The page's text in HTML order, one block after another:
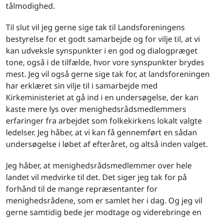
tålmodighed.
Til slut vil jeg gerne sige tak til Landsforeningens
bestyrelse for et godt samarbejde og for vilje til, at vi
kan udveksle synspunkter i en god og dialogpræget
tone, også i de tilfælde, hvor vore synspunkter brydes
mest. Jeg vil også gerne sige tak for, at landsforeningen
har erklæret sin vilje til i samarbejde med
Kirkeministeriet at gå ind i en undersøgelse, der kan
kaste mere lys over menighedsrådsmedlemmers
erfaringer fra arbejdet som folkekirkens lokalt valgte
ledelser. Jeg håber, at vi kan få gennemført en sådan
undersøgelse i løbet af efteråret, og altså inden valget.
Jeg håber, at menighedsrådsmedlemmer over hele
landet vil medvirke til det. Det siger jeg tak for på
forhånd til de mange repræsentanter for
menighedsrådene, som er samlet her i dag. Og jeg vil
gerne samtidig bede jer modtage og viderebringe en